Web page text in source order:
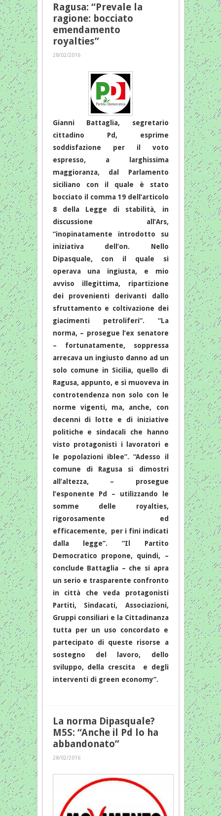
Ragusa: “Prevale la
ragione: bocciato
emendamento
royalties”
28/02/2016
Gianni Battaglia, segretario
cittadino Pd, esprime
soddisfazione per il voto
espresso, a larghissima
maggioranza, dal Parlamento
siciliano con il quale è stato
bocciato il comma 19 dell’articolo
8 della Legge di stabilità, in
discussione all’Ars,
“inopinatamente introdotto su
iniziativa dell’on. Nello
Dipasquale, con il quale si
operava una ingiusta, e mio
avviso illegittima, ripartizione
dei provenienti derivanti dallo
sfruttamento e coltivazione dei
giacimenti petroliferi”. “La
norma, – prosegue l’ex senatore
– fortunatamente, soppressa
arrecava un ingiusto danno ad un
solo comune in Sicilia, quello di
Ragusa, appunto, e si muoveva in
controtendenza non solo con le
norme vigenti, ma, anche, con
decenni di lotte e di iniziative
politiche e sindacali che hanno
visto protagonisti i lavoratori e
le popolazioni iblee”. “Adesso il
comune di Ragusa si dimostri
all’altezza, – prosegue
l’esponente Pd – utilizzando le
somme delle royalties,
rigorosamente ed
efficacemente, per i fini indicati
dalla legge”. “Il Partito
Democratico propone, quindi, –
conclude Battaglia – che si apra
un serio e trasparente confronto
in città che veda protagonisti
Partiti, Sindacati, Associazioni,
Gruppi consiliari e la Cittadinanza
tutta per un uso concordato e
partecipato di queste risorse a
sostegno del lavoro, dello
sviluppo, della crescita e degli
interventi di green economy”.
La norma Dipasquale?
M5S: “Anche il Pd lo ha
abbandonato”
28/02/2016